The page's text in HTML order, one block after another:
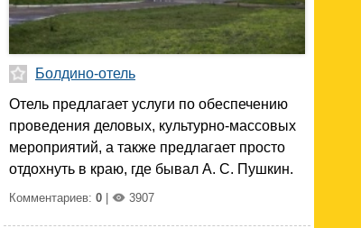
Болдино-отель
Отель предлагает услуги по обеспечению
проведения деловых, культурно-массовых
мероприятий, а также предлагает просто
отдохнуть в краю, где бывал А. С. Пушкин.
Комментариев: 0 | 3907